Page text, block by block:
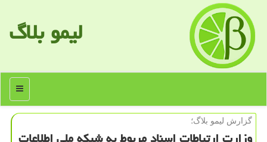
لیمو بلاگ
منو
گزارش لیمو بلاگ؛